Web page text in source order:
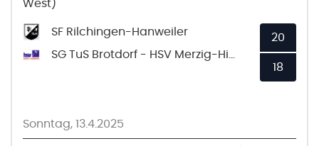
West)
SF Rilchingen-Hanweiler
20
18
Sonntag, 13.4.2025